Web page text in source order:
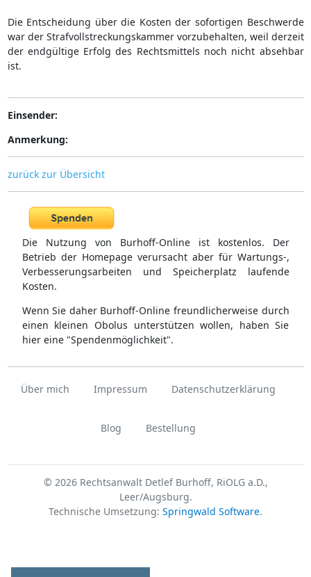
Die Entscheidung über die Kosten der sofortigen Beschwerde
war der Strafvollstreckungskammer vorzubehalten, weil derzeit
der endgültige Erfolg des Rechtsmittels noch nicht absehbar
ist.
Einsender:
Anmerkung:
zurück zur Übersicht
Die Nutzung von Burhoff-Online ist kostenlos. Der
Betrieb der Homepage verursacht aber für Wartungs-,
Verbesserungsarbeiten und Speicherplatz laufende
Kosten.
Wenn Sie daher Burhoff-Online freundlicherweise durch
einen kleinen Obolus unterstützen wollen, haben Sie
hier eine "Spendenmöglichkeit".
Über mich Impressum Datenschutzerklärung
Blog Bestellung
© 2026 Rechtsanwalt Detlef Burhoff, RiOLG a.D.,
Leer/Augsburg.
Technische Umsetzung: Springwald Software.